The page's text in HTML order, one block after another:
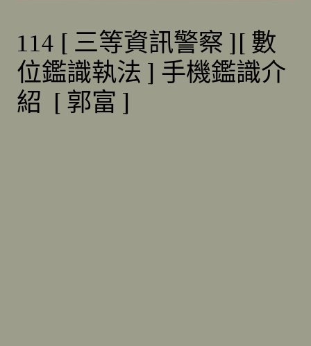
114 [ 三等資訊警察 ][ 數
位鑑識執法 ] 手機鑑識介
紹 [ 郭富 ]